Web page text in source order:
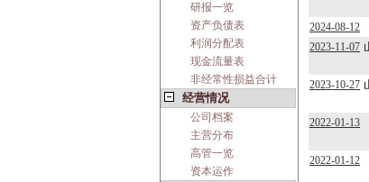
研报一览
资产负债表
利润分配表
现金流量表
非经常性损益合计
经营情况
公司档案
主营分布
高管一览
资本运作
2024-08-12
2023-11-07
2023-10-27
2022-01-13
2022-01-12